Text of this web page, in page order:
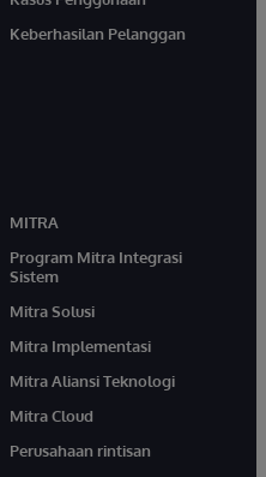
Keberhasilan Pelanggan
MITRA
Program Mitra Integrasi
Sistem
Mitra Solusi
Mitra Implementasi
Mitra Aliansi Teknologi
Mitra Cloud
Perusahaan rintisan